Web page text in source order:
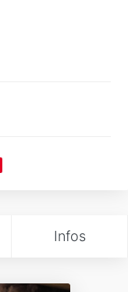
Infos